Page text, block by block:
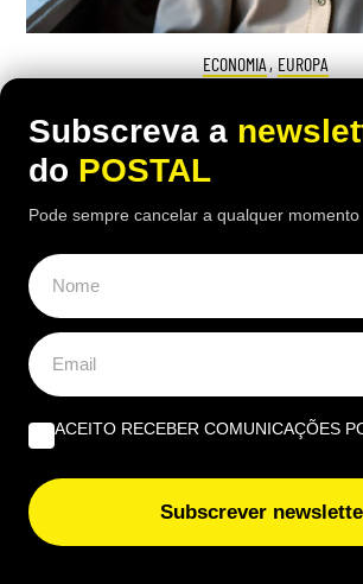
ECONOMIA,EUROPA
“No meu tempo ganhava
vivia melhor”: reformada
antigo salário com
1.100€
Reformada espanhola revela como
mensalmente uma pensão de
Subscreva a
do POSTAL
Pode sempre cancelar a qualquer momento
ACEITO RECEBER COMUNICAÇÕES
Subscrever